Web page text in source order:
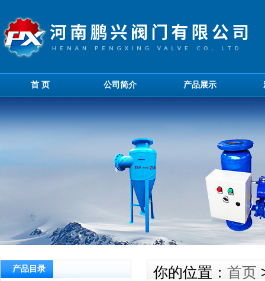
首 页 公司简介 产品展示
产品目录 你的位置： 首页